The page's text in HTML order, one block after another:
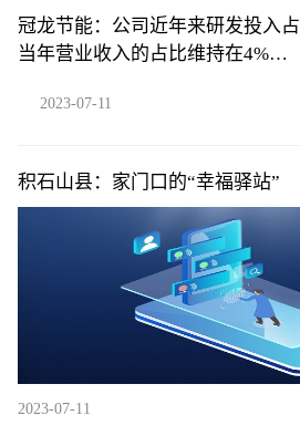
冠龙节能：公司近年来研发投入占
当年营业收入的占比维持在4%以
2023-07-11
积石山县：家门口的“幸福驿站”
2023-07-11